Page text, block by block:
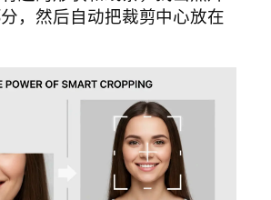
，然后自动把裁剪中心放在